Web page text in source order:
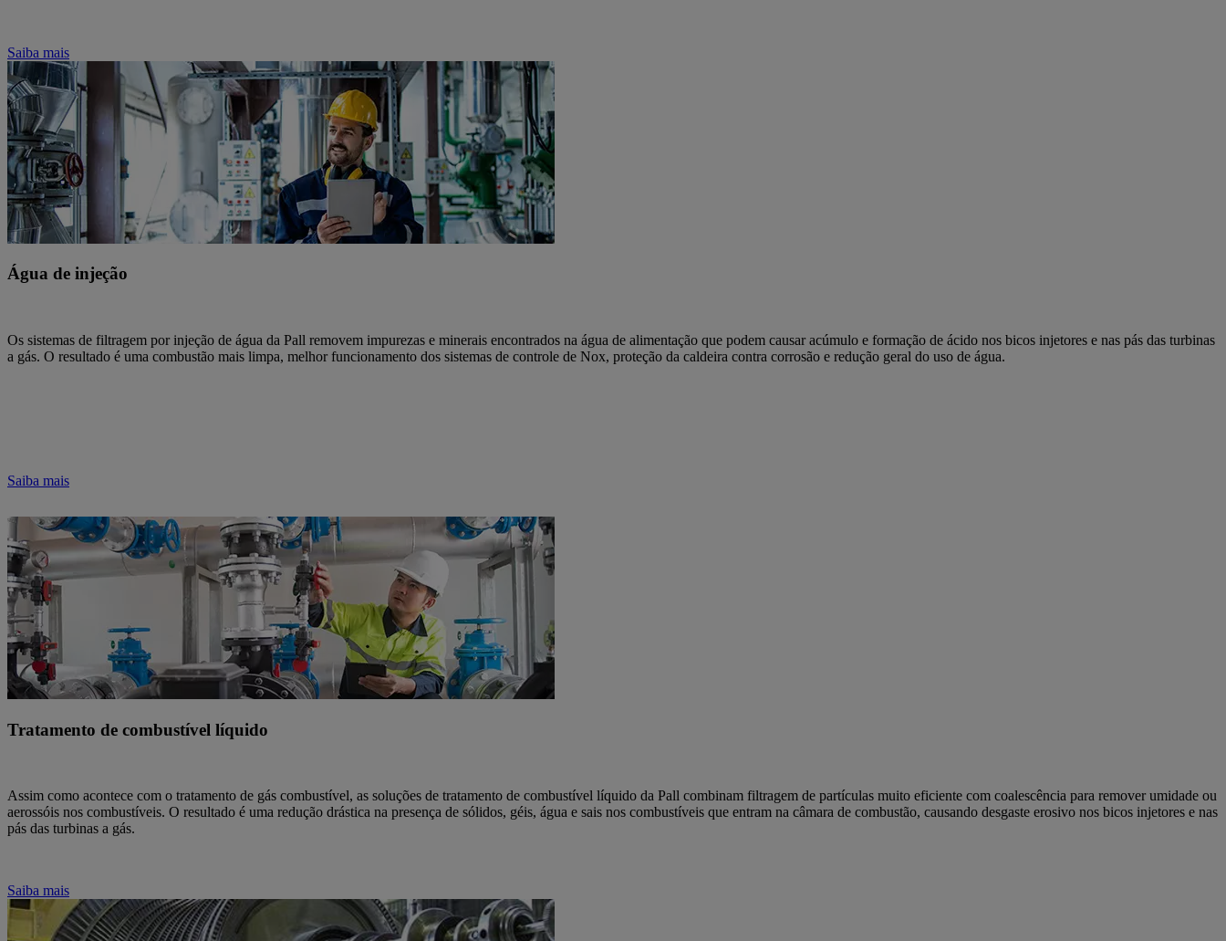
Saiba mais
Água de injeção
Os sistemas de filtragem por injeção de água da Pall removem impurezas e minerais encontrados na água de alimentação que podem causar acúmulo e formação de ácido nos bicos injetores e nas pás das turbinas
a gás. O resultado é uma combustão mais limpa, melhor funcionamento dos sistemas de controle de Nox, proteção da caldeira contra corrosão e redução geral do uso de água.
Saiba mais
Tratamento de combustível líquido
Assim como acontece com o tratamento de gás combustível, as soluções de tratamento de combustível líquido da Pall combinam filtragem de partículas muito eficiente com coalescência para remover umidade ou
aerossóis nos combustíveis. O resultado é uma redução drástica na presença de sólidos, géis, água e sais nos combustíveis que entram na câmara de combustão, causando desgaste erosivo nos bicos injetores e nas
pás das turbinas a gás.
Saiba mais